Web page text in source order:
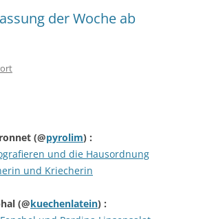
der Woche ab
(@pyrolim) :
und die Hausordnung
und Kriecherin
(@kuechenlatein) :